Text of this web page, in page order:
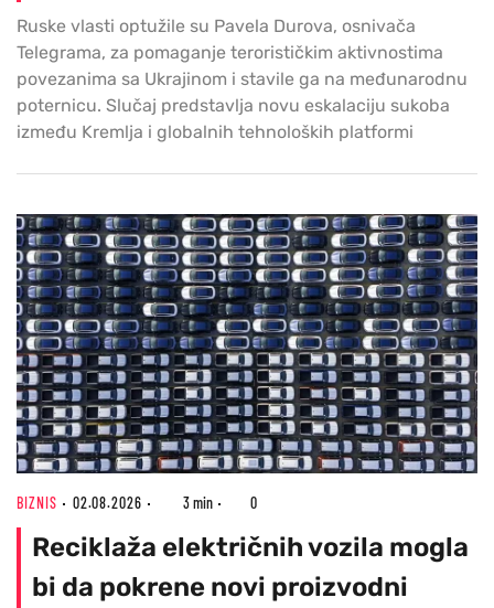
Ruske vlasti optužile su Pavela Durova, osnivača
Telegrama, za pomaganje terorističkim aktivnostima
povezanima sa Ukrajinom i stavile ga na međunarodnu
poternicu. Slučaj predstavlja novu eskalaciju sukoba
između Kremlja i globalnih tehnoloških platformi
BIZNIS 02.08.2026 3 min 0
Reciklaža električnih vozila mogla
bi da pokrene novi proizvodni